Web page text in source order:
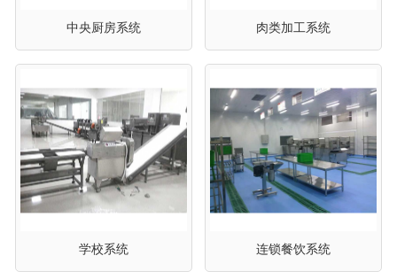
中央厨房系统 肉类加工系统
学校系统 连锁餐饮系统